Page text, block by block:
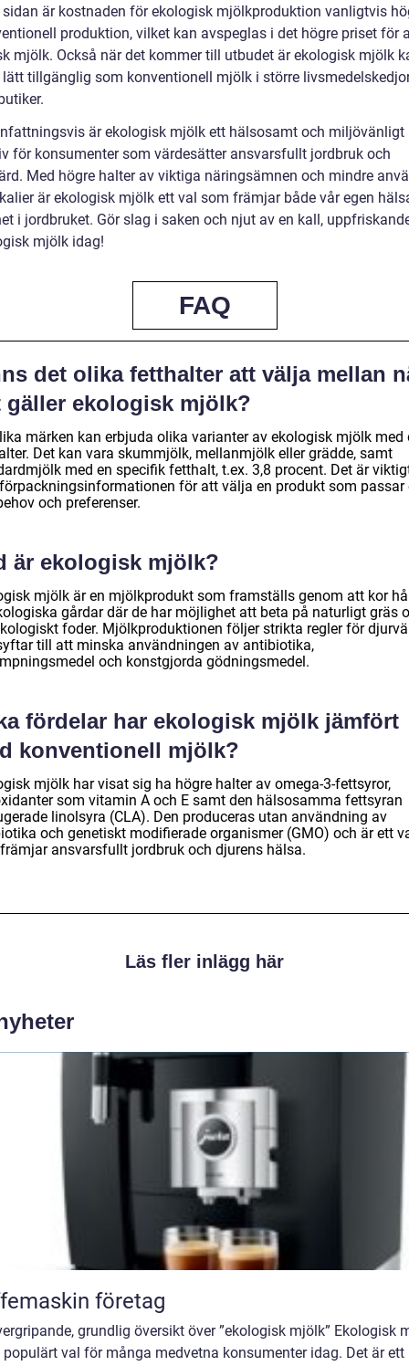
sidan är kostnaden för ekologisk mjölkproduktion vanligtvis
produktion, vilket kan avspeglas i det högre priset för
mjölk. Också när det kommer till utbudet är ekologisk mjölk
tillgänglig som konventionell mjölk i större
är ekologisk mjölk ett hälsosamt och miljövänligt
för konsumenter som värdesätter ansvarsfullt jordbruk och
Med högre halter av viktiga näringsämnen och mindre
är ekologisk mjölk ett val som främjar både vår egen
i jordbruket. Gör slag i saken och njut av en kall,
mjölk idag!
FAQ
det olika fetthalter att välja mellan
gäller ekologisk mjölk?
märken kan erbjuda olika varianter av ekologisk mjölk med
Det kan vara skummjölk, mellanmjölk eller grädde, samt
med en specifik fetthalt, t.ex. 3,8 procent. Det är
för att välja en produkt som passar
och preferenser.
är ekologisk mjölk?
mjölk är en mjölkprodukt som framställs genom att kor
gårdar där de har möjlighet att beta på naturligt gräs
foder. Mjölkproduktionen följer strikta regler för
till att minska användningen av antibiotika,
och konstgjorda gödningsmedel.
fördelar har ekologisk mjölk jämfört
konventionell mjölk?
mjölk har visat sig ha högre halter av omega-3-fettsyror,
som vitamin A och E samt den hälsosamma fettsyran
linolsyra (CLA). Den produceras utan användning av
och genetiskt modifierade organismer (GMO) och är ett
ansvarsfullt jordbruk och djurens hälsa.
Läs fler inlägg här
företag
grundlig översikt över ”ekologisk mjölk” Ekologisk
populärt val för många medvetna konsumenter idag. Det är ett